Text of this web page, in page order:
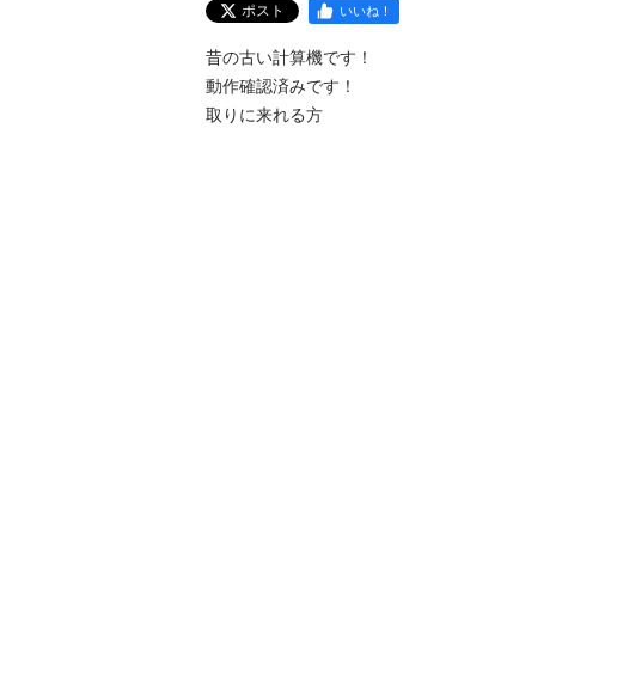
ポスト いいね！
昔の古い計算機です！
動作確認済みです！
取りに来れる方